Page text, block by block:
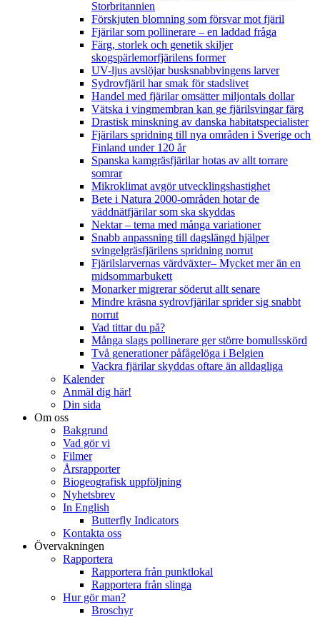
Storbritannien
Förskjuten blomning som försvar mot fjäril
Fjärilar som pollinerare – en laddad fråga
Färg, storlek och genetik skiljer
skogspärlemorfjärilens former
UV-ljus avslöjar busksnabbvingens larver
Sydrovfjäril har smak för stadslivet
Handel med fjärilar omsätter miljontals dollar
Vätska i vingmembran kan ge fjärilsvingar färg
Drastisk minskning av danska habitatspecialister
Fjärilars spridning till nya områden i Sverige och
Finland under 120 år
Spanska kamgräsfjärilar hotas av allt torrare
somrar
Mikroklimat avgör utvecklingshastighet
Bete i Natura 2000-områden hotar de
väddnätfjärilar som ska skyddas
Nektar – tema med många variationer
Snabb anpassning till dagslängd hjälper
svingelgräsfjärilens spridning norrut
Fjärilslarvernas värdväxter– Mycket mer än en
midsommarbukett
Monarker migrerar söderut allt senare
Mindre kräsna sydrovfjärilar sprider sig snabbt
norrut
Vad tittar du på?
Många slags pollinerare ger större bomullsskörd
Två generationer påfågelöga i Belgien
Vackra fjärilar skyddas oftare än alldagliga
Kalender
Anmäl dig här!
Din sida
Om oss
Bakgrund
Vad gör vi
Filmer
Årsrapporter
Biogeografisk uppföljning
Nyhetsbrev
In English
Butterfly Indicators
Kontakta oss
Övervakningen
Rapportera
Rapportera från punktlokal
Rapportera från slinga
Hur gör man?
Broschyr